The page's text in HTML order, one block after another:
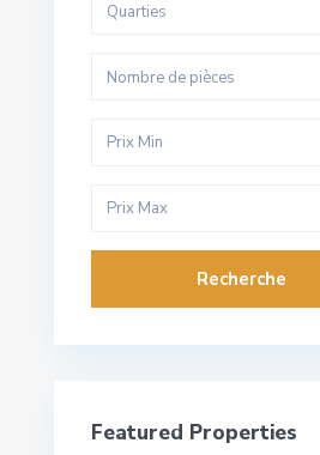
Quarties
Nombre de pièces
Recherche
Featured Properties